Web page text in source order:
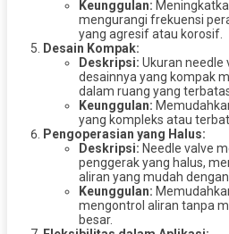
Keunggulan:
mengurangi frekuensi
yang agresif atau korosif.
Desain Kompak:
Deskripsi: Ukuran needle
desainnya yang kompak
dalam ruang yang
Keunggulan:
yang kompleks atau
Pengoperasian yang Halus:
Deskripsi: Needle valve
penggerak yang halus,
aliran yang mudah
Keunggulan:
mengontrol aliran tanpa
besar.